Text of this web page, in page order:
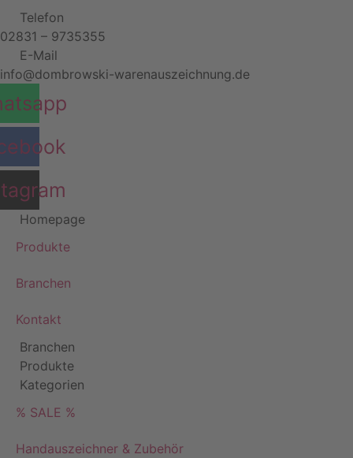
Telefon
02831 – 9735355
E-Mail
info@dombrowski-warenauszeichnung.de
Homepage
Produkte
Branchen
Kontakt
Branchen
Produkte
Kategorien
% SALE %
Handauszeichner & Zubehör